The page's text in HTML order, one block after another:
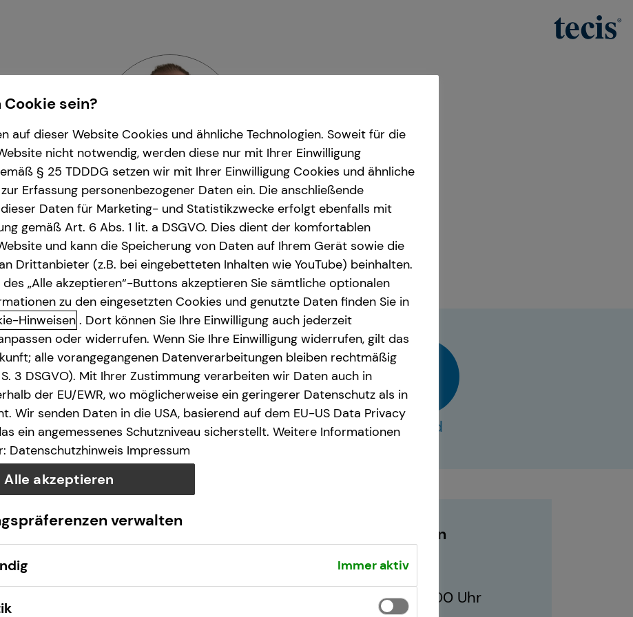
Straten| Senior Sales Manager
und Umgebung | Osterbekstraße 90 b | 22083 Hamburg
Anruf Maps vCard
Geschäftszeiten
07:00 - 22:00 Uhr
Cookie sein?
auf dieser Website Cookies und ähnliche Technologien. Soweit für die
nicht notwendig, werden diese nur mit Ihrer Einwilligung
§ 25 TDDDG setzen wir mit Ihrer Einwilligung Cookies und ähnliche
Erfassung personenbezogener Daten ein. Die anschließende
Daten für Marketing- und Statistikzwecke erfolgt ebenfalls mit
gemäß Art. 6 Abs. 1 lit. a DSGVO. Dies dient der komfortablen
und kann die Speicherung von Daten auf Ihrem Gerät sowie die
Drittanbieter (z.B. bei eingebetteten Inhalten wie YouTube) beinhalten.
des „Alle akzeptieren“-Buttons akzeptieren Sie sämtliche optionalen
zu den eingesetzten Cookies und genutzte Daten finden Sie in
Hinweisen . Dort können Sie Ihre Einwilligung auch jederzeit
oder widerrufen. Wenn Sie Ihre Einwilligung widerrufen, gilt das
alle vorangegangenen Datenverarbeitungen bleiben rechtmäßig
3 DSGVO). Mit Ihrer Zustimmung verarbeiten wir Daten auch in
der EU/EWR, wo möglicherweise ein geringerer Datenschutz als in
Wir senden Daten in die USA, basierend auf dem EU-US Data Privacy
ein angemessenes Schutzniveau sicherstellt. Weitere Informationen
Datenschutzhinweis Impressum
Alle akzeptieren
verwalten
Immer aktiv